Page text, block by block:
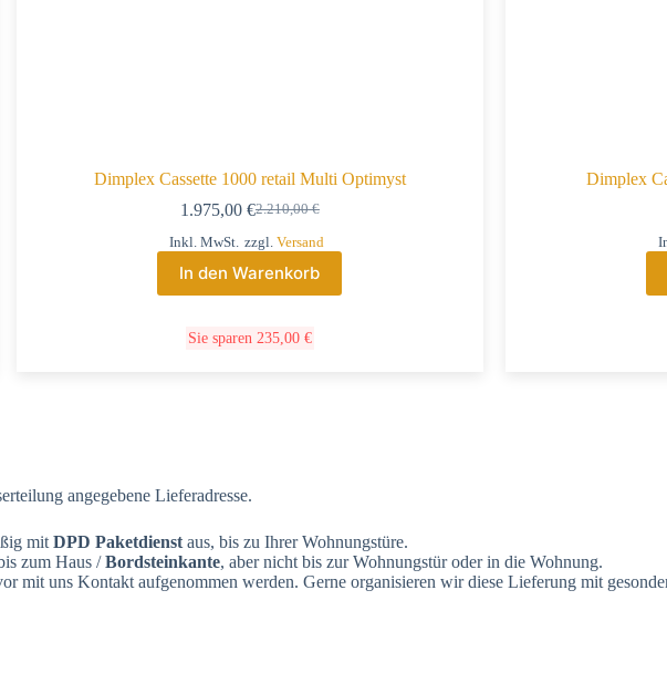
Dimplex Cassette 1000 retail Multi Optimyst
2.210,00€
1.975,00 €
Inkl. MwSt. zzgl.Versand
In den Warenkorb
Sie sparen 235,00 €
Dimplex
angegebene Lieferadresse.
mit DPD Paketdienst aus, bis zu Ihrer Wohnungstüre.
zum Haus /Bordsteinkante, aber nicht bis zur Wohnungstür oder in die Wohnung.
mit uns Kontakt aufgenommen werden. Gerne organisieren wir diese Lieferung mit